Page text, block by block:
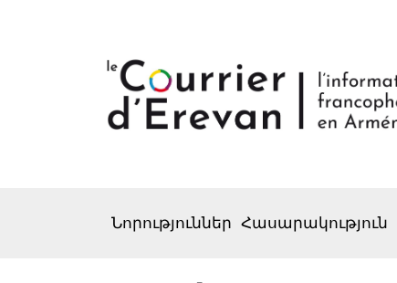
Նորություններ Հասարակություն